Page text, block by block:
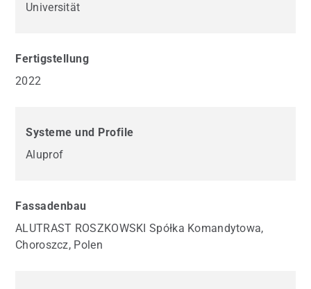
Universität
Fertigstellung
2022
Systeme und Profile
Aluprof
Fassadenbau
ALUTRAST ROSZKOWSKI Spółka Komandytowa,
Choroszcz, Polen